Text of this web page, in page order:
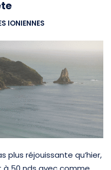
IONIENNES
plus réjouissante qu’hier,